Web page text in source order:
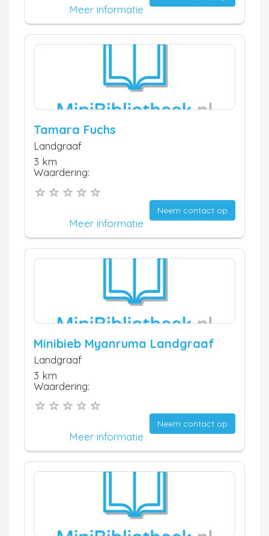
Meer informatie
Tamara Fuchs
Landgraaf
3 km
Waardering:
Neem contact op
Meer informatie
Minibieb Myanruma Landgraaf
Landgraaf
3 km
Waardering:
Neem contact op
Meer informatie